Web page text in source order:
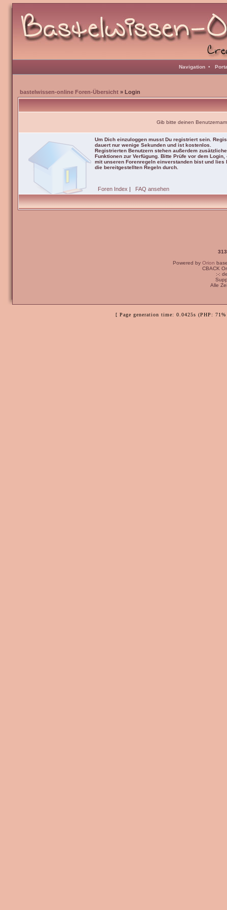
Navigation •
bastelwissen-online Foren-Übersicht » Login
Gib bitte deinen
Um Dich einzuloggen musst Du registriert sein.
dauert nur wenige Sekunden und ist kostenlos.
Registrierten Benutzern stehen außerdem zusätzliche
Funktionen zur Verfügung. Bitte Prüfe vor dem Login,
mit unseren Forenregeln einverstanden bist und lies
die bereitgestellten Regeln durch.
Foren Index | FAQ ansehen
Powered by Orion
CBACK
:-:
Alle
[ Page generation time: 0.0425s (PHP: